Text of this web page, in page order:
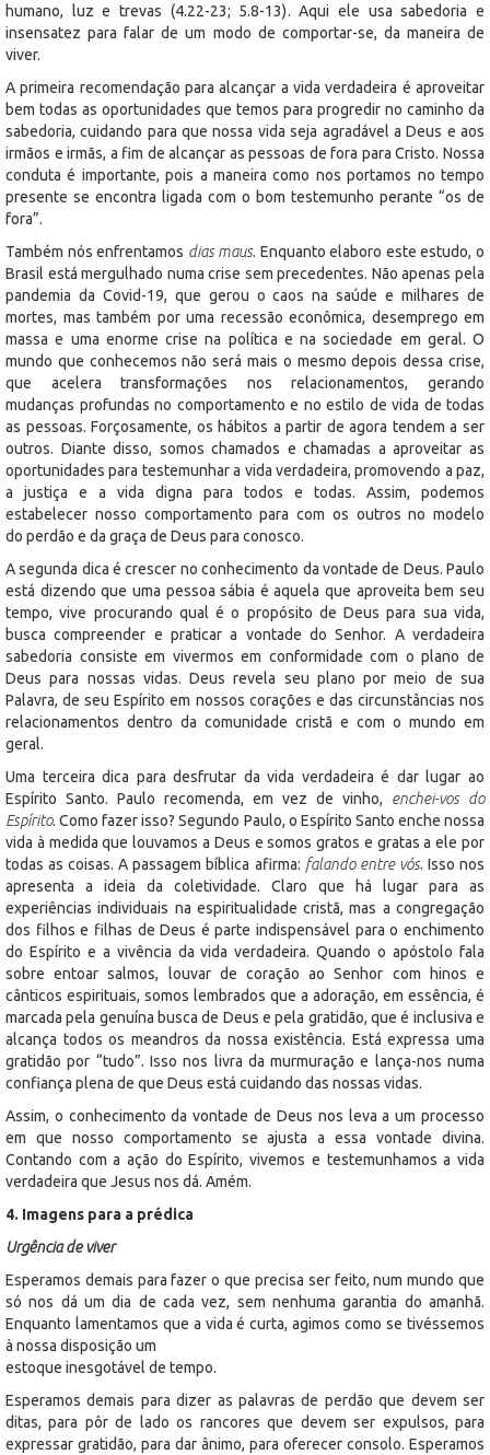
humano, luz e trevas (4.22-23; 5.8-13). Aqui ele usa sabedoria e
insensatez para falar de um modo de comportar-se, da maneira de
viver.
A primeira recomendação para alcançar a vida verdadeira é aproveitar
bem todas as oportunidades que temos para progredir no caminho da
sabedoria, cuidando para que nossa vida seja agradável a Deus e aos
irmãos e irmãs, a fim de alcançar as pessoas de fora para Cristo. Nossa
conduta é importante, pois a maneira como nos portamos no tempo
presente se encontra ligada com o bom testemunho perante “os de
fora”.
Também nós enfrentamos dias maus. Enquanto elaboro este estudo, o
Brasil está mergulhado numa crise sem precedentes. Não apenas pela
pandemia da Covid-19, que gerou o caos na saúde e milhares de
mortes, mas também por uma recessão econômica, desemprego em
massa e uma enorme crise na política e na sociedade em geral. O
mundo que conhecemos não será mais o mesmo depois dessa crise,
que acelera transformações nos relacionamentos, gerando
mudanças profundas no comportamento e no estilo de vida de todas
as pessoas. Forçosamente, os hábitos a partir de agora tendem a ser
outros. Diante disso, somos chamados e chamadas a aproveitar as
oportunidades para testemunhar a vida verdadeira, promovendo a paz,
a justiça e a vida digna para todos e todas. Assim, podemos
estabelecer nosso comportamento para com os outros no modelo
do perdão e da graça de Deus para conosco.
A segunda dica é crescer no conhecimento da vontade de Deus. Paulo
está dizendo que uma pessoa sábia é aquela que aproveita bem seu
tempo, vive procurando qual é o propósito de Deus para sua vida,
busca compreender e praticar a vontade do Senhor. A verdadeira
sabedoria consiste em vivermos em conformidade com o plano de
Deus para nossas vidas. Deus revela seu plano por meio de sua
Palavra, de seu Espírito em nossos corações e das circunstâncias nos
relacionamentos dentro da comunidade cristã e com o mundo em
geral.
Uma terceira dica para desfrutar da vida verdadeira é dar lugar ao
Espírito Santo. Paulo recomenda, em vez de vinho, enchei-vos do
Espírito. Como fazer isso? Segundo Paulo, o Espírito Santo enche nossa
vida à medida que louvamos a Deus e somos gratos e gratas a ele por
todas as coisas. A passagem bíblica afirma: falando entre vós. Isso nos
apresenta a ideia da coletividade. Claro que há lugar para as
experiências individuais na espiritualidade cristã, mas a congregação
dos filhos e filhas de Deus é parte indispensável para o enchimento
do Espírito e a vivência da vida verdadeira. Quando o apóstolo fala
sobre entoar salmos, louvar de coração ao Senhor com hinos e
cânticos espirituais, somos lembrados que a adoração, em essência, é
marcada pela genuína busca de Deus e pela gratidão, que é inclusiva e
alcança todos os meandros da nossa existência. Está expressa uma
gratidão por “tudo”. Isso nos livra da murmuração e lança-nos numa
confiança plena de que Deus está cuidando das nossas vidas.
Assim, o conhecimento da vontade de Deus nos leva a um processo
em que nosso comportamento se ajusta a essa vontade divina.
Contando com a ação do Espírito, vivemos e testemunhamos a vida
verdadeira que Jesus nos dá. Amém.
4. Imagens para a prédica
Urgência de viver
Esperamos demais para fazer o que precisa ser feito, num mundo que
só nos dá um dia de cada vez, sem nenhuma garantia do amanhã.
Enquanto lamentamos que a vida é curta, agimos como se tivéssemos
à nossa disposição um
estoque inesgotável de tempo.
Esperamos demais para dizer as palavras de perdão que devem ser
ditas, para pôr de lado os rancores que devem ser expulsos, para
expressar gratidão, para dar ânimo, para oferecer consolo. Esperamos